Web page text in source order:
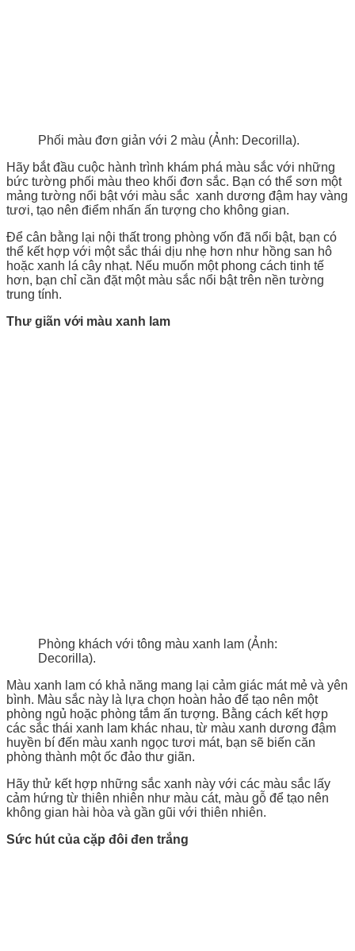
Phối màu đơn giản với 2 màu (Ảnh: Decorilla).
Hãy bắt đầu cuộc hành trình khám phá màu sắc với những
bức tường phối màu theo khối đơn sắc. Bạn có thể sơn một
mảng tường nổi bật với màu sắc xanh dương đậm hay vàng
tươi, tạo nên điểm nhấn ấn tượng cho không gian.
Để cân bằng lại nội thất trong phòng vốn đã nổi bật, bạn có
thể kết hợp với một sắc thái dịu nhẹ hơn như hồng san hô
hoặc xanh lá cây nhạt. Nếu muốn một phong cách tinh tế
hơn, bạn chỉ cần đặt một màu sắc nổi bật trên nền tường
trung tính.
Thư giãn với màu xanh lam
Phòng khách với tông màu xanh lam (Ảnh:
Decorilla).
Màu xanh lam có khả năng mang lại cảm giác mát mẻ và yên
bình. Màu sắc này là lựa chọn hoàn hảo để tạo nên một
phòng ngủ hoặc phòng tắm ấn tượng. Bằng cách kết hợp
các sắc thái xanh lam khác nhau, từ màu xanh dương đậm
huyền bí đến màu xanh ngọc tươi mát, bạn sẽ biến căn
phòng thành một ốc đảo thư giãn.
Hãy thử kết hợp những sắc xanh này với các màu sắc lấy
cảm hứng từ thiên nhiên như màu cát, màu gỗ để tạo nên
không gian hài hòa và gần gũi với thiên nhiên.
Sức hút của cặp đôi đen trắng